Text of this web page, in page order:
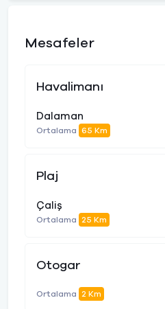
Mesafeler
Havalimanı
Dalaman
Ortalama 65 Km
Plaj
Çaliş
Ortalama 25 Km
Otogar
Ortalama 2 Km